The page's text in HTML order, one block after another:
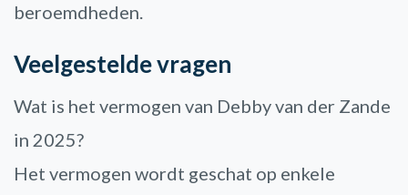
beroemdheden.
Veelgestelde vragen
Wat is het vermogen van Debby van der Zande
in 2025?
Het vermogen wordt geschat op enkele